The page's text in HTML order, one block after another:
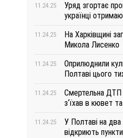
11.24.25
Уряд згортає
українці
11.24.25
На Харківщині
Микола Лисенко
11.24.25
Оприлюднили
Полтаві цього
11.24.25
Смертельна ДТП
з‘їхав в кювет
11.24.25
У Полтаві на два
відкриють